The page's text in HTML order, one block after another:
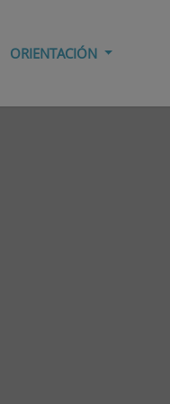
ORIENTACIÓN